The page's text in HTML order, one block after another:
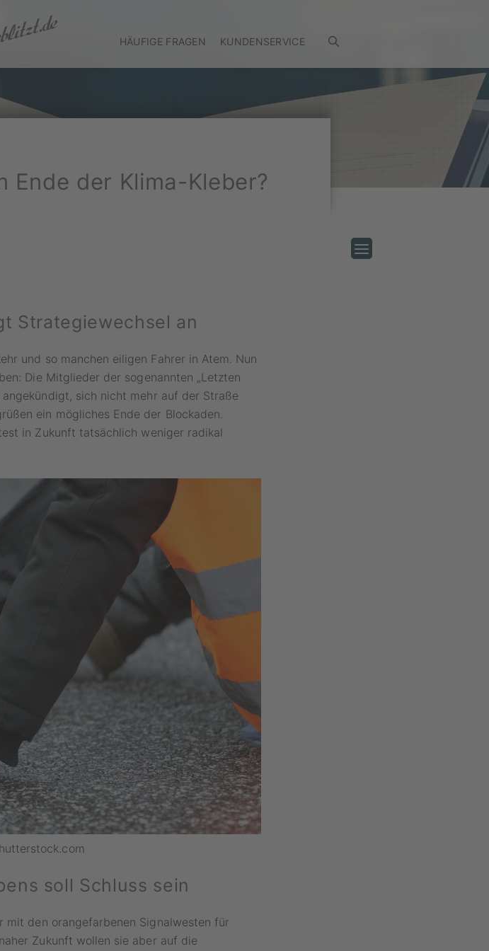
HÄUFIGE FRAGEN KUNDENSERVICE
Ende der Klima-Kleber?
Strategiewechsel an
und so manchen eiligen Fahrer in Atem. Nun
Die Mitglieder der sogenannten „Letzten
sich nicht mehr auf der Straße
ein mögliches Ende der Blockaden.
in Zukunft tatsächlich weniger radikal
soll Schluss sein
den orangefarbenen Signalwesten für
Zukunft wollen sie aber auf die